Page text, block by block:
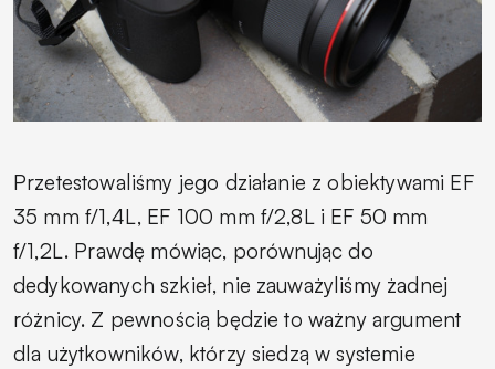
Przetestowaliśmy jego działanie z obiektywami EF
35 mm f/1,4L, EF 100 mm f/2,8L i EF 50 mm
f/1,2L. Prawdę mówiąc, porównując do
dedykowanych szkieł, nie zauważyliśmy żadnej
różnicy. Z pewnością będzie to ważny argument
dla użytkowników, którzy siedzą w systemie